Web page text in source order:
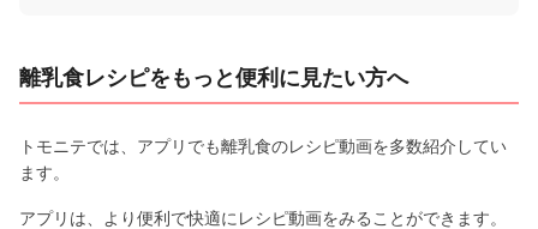
離乳食レシピをもっと便利に見たい方へ
トモニテでは、アプリでも離乳食のレシピ動画を多数紹介してい
ます。
アプリは、より便利で快適にレシピ動画をみることができます。